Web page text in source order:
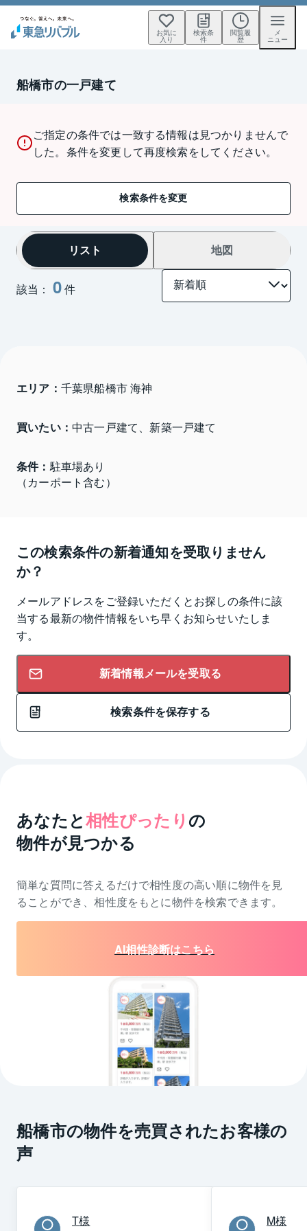
お気に
入り
検索条
件
閲覧履
歴
メ
ニュー
船橋市の一戸建て
ご指定の条件では一致する情報は見つかりませんで
した。条件を変更して再度検索をしてください。
検索条件を変更
該当： 0件
リスト 地図
エリア： 千葉県船橋市 海神
買いたい： 中古一戸建て、新築一戸建て
条件：駐車場あり
（カーポート含む）
この検索条件の新着通知を受取りません
か？
メールアドレスをご登録いただくとお探しの条件に該
当する最新の物件情報をいち早くお知らせいたしま
す。
新着情報メールを受取る
検索条件を保存する
あなたと相性ぴったり の
物件が見つかる
簡単な質問に答えるだけで相性度の高い順に物件を 見
ることができ、相性度をもとに物件を検索できます。
AI相性診断はこちら
船橋市の物件を売買されたお客様の
声
T様 M様